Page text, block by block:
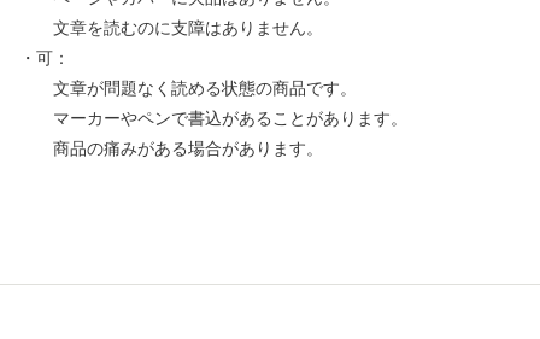
文章を読むのに支障はありません。
・可：
文章が問題なく読める状態の商品です。
マーカーやペンで書込があることがあります。
商品の痛みがある場合があります。